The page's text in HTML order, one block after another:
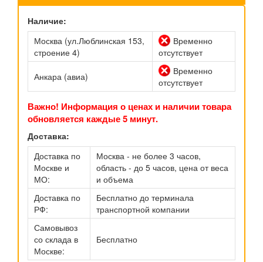
Наличие:
Москва (ул.Люблинская 153,
строение 4)
Временно
отсутствует
Анкара (авиа)
Временно
отсутствует
Важно! Информация о ценах и наличии товара
обновляется каждые 5 минут.
Доставка:
Доставка по
Москве и
МО:
Москва - не более 3 часов,
область - до 5 часов, цена от веса
и объема
Доставка по
РФ:
Бесплатно до терминала
транспортной компании
Самовывоз
со склада в
Москве:
Бесплатно